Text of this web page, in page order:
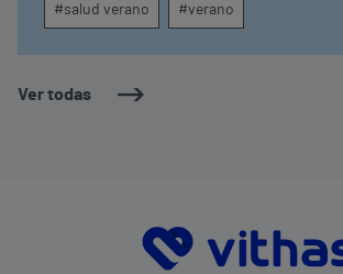
Ver todas
destacando el auge de las técnicas de
reconstrucción mínimamente invasivas.
#salud verano #verano